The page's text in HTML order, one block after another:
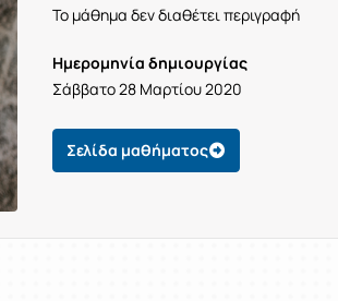
Το μάθημα δεν διαθέτει περιγραφή
Ημερομηνία δημιουργίας
Σάββατο 28 Μαρτίου 2020
Σελίδα μαθήματος